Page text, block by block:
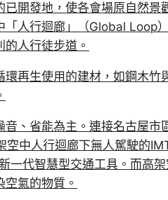
開發地，使各會場原自然
人行迴廊」（Global Loop
人行徒步道。
再生使用的建材，如鋼木
、省能為主。連接名古屋市
空中人行迴廊下無人駕駛的
一代智慧型交通工具。而高
氣的物質。